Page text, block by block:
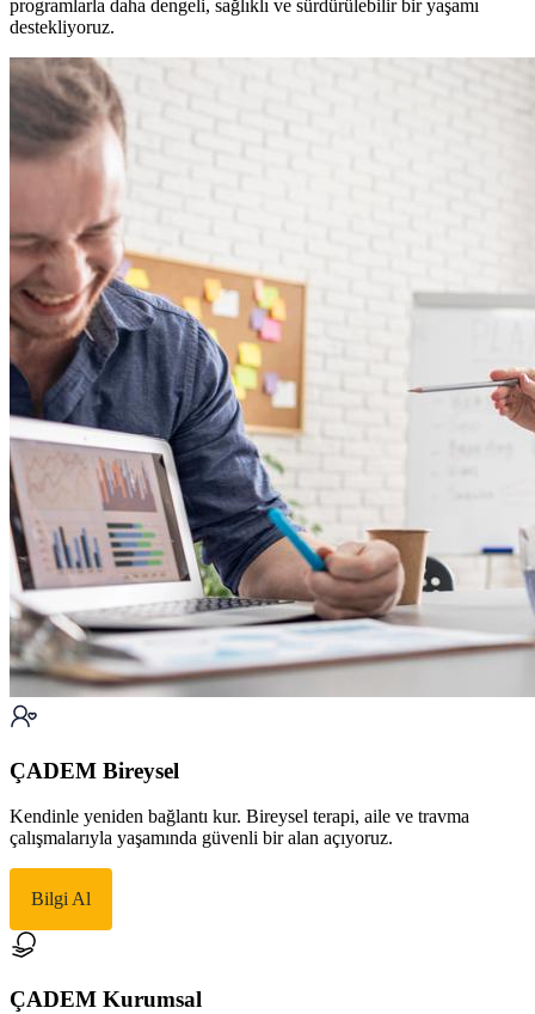
programlarla daha dengeli, sağlıklı ve sürdürülebilir bir yaşamı
destekliyoruz.
ÇADEM Bireysel
Kendinle yeniden bağlantı kur. Bireysel terapi, aile ve travma
çalışmalarıyla yaşamında güvenli bir alan açıyoruz.
Bilgi Al
ÇADEM Kurumsal